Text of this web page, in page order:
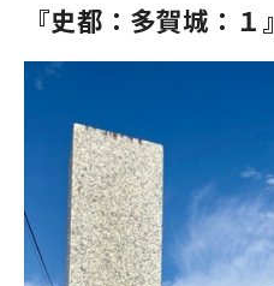
『史都：多賀城：１』